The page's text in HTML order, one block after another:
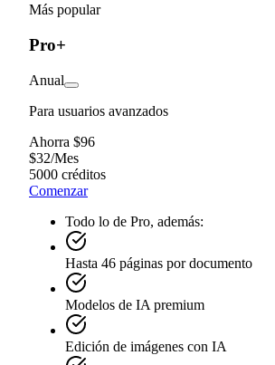
Más popular
Pro+
Anual
Para usuarios avanzados
Ahorra $96
$32/Mes
5000 créditos
Comenzar
Todo lo de Pro, además:
Hasta 46 páginas por documento
Modelos de IA premium
Edición de imágenes con IA